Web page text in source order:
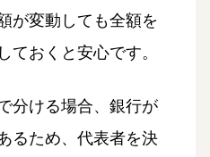
が変動しても全額を
ておくと安心です。
分ける場合、銀行が
るため、代表者を決